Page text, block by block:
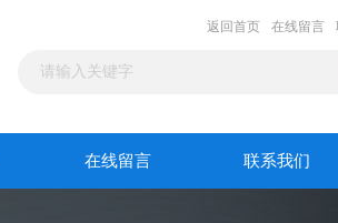
返回首页 在线留言
在线留言 联系我们